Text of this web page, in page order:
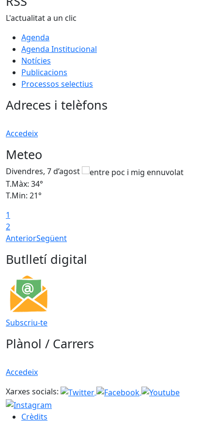
L'actualitat a un clic
Agenda
Agenda Institucional
Notícies
Publicacions
Processos selectius
Adreces i telèfons
Accedeix
Meteo
Divendres, 7 d’agost
T.Màx: 34°
T.Min: 21°
1
2
AnteriorSegüent
Butlletí digital
Subscriu-te
Plànol / Carrers
Accedeix
Xarxes socials:
Crèdits